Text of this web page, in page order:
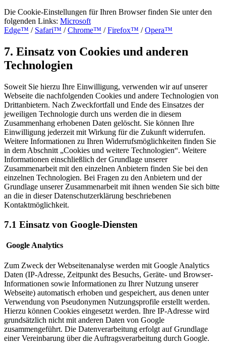
Die Cookie-Einstellungen für Ihren Browser finden Sie unter den
folgenden Links: Microsoft
Edge™ / Safari™ /Chrome™ /Firefox™ /Opera™
7. Einsatz von Cookies und anderen
Technologien
Soweit Sie hierzu Ihre Einwilligung, verwenden wir auf unserer
Webseite die nachfolgenden Cookies und andere Technologien von
Drittanbietern. Nach Zweckfortfall und Ende des Einsatzes der
jeweiligen Technologie durch uns werden die in diesem
Zusammenhang erhobenen Daten gelöscht. Sie können Ihre
Einwilligung jederzeit mit Wirkung für die Zukunft widerrufen.
Weitere Informationen zu Ihren Widerrufsmöglichkeiten finden Sie
in dem Abschnitt „Cookies und weitere Technologien“. Weitere
Informationen einschließlich der Grundlage unserer
Zusammenarbeit mit den einzelnen Anbietern finden Sie bei den
einzelnen Technologien. Bei Fragen zu den Anbietern und der
Grundlage unserer Zusammenarbeit mit ihnen wenden Sie sich bitte
an die in dieser Datenschutzerklärung beschriebenen
Kontaktmöglichkeit.
7.1 Einsatz von Google-Diensten
Google Analytics
Zum Zweck der Webseitenanalyse werden mit Google Analytics
Daten (IP-Adresse, Zeitpunkt des Besuchs, Geräte- und Browser-
Informationen sowie Informationen zu Ihrer Nutzung unserer
Webseite) automatisch erhoben und gespeichert, aus denen unter
Verwendung von Pseudonymen Nutzungsprofile erstellt werden.
Hierzu können Cookies eingesetzt werden. Ihre IP-Adresse wird
grundsätzlich nicht mit anderen Daten von Google
zusammengeführt. Die Datenverarbeitung erfolgt auf Grundlage
einer Vereinbarung über die Auftragsverarbeitung durch Google.